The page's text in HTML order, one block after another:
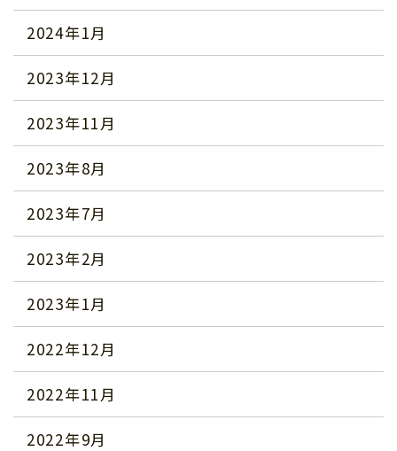
2024年1月
2023年12月
2023年11月
2023年8月
2023年7月
2023年2月
2023年1月
2022年12月
2022年11月
2022年9月